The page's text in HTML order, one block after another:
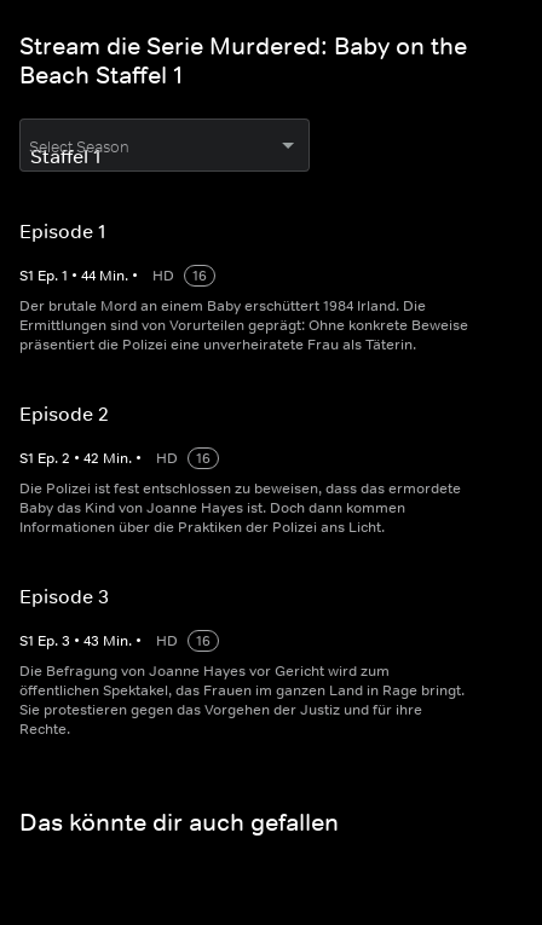
Stream die Serie Murdered: Baby on the
Beach Staffel 1
Select Season
Episode 1
S1 Ep.1 • 44 Min. • HD
16
Der brutale Mord an einem Baby erschüttert 1984 Irland. Die
Ermittlungen sind von Vorurteilen geprägt: Ohne konkrete Beweise
präsentiert die Polizei eine unverheiratete Frau als Täterin.
Episode 2
S1 Ep.2 • 42 Min. • HD
16
Die Polizei ist fest entschlossen zu beweisen, dass das ermordete
Baby das Kind von Joanne Hayes ist. Doch dann kommen
Informationen über die Praktiken der Polizei ans Licht.
Episode 3
S1 Ep.3 • 43 Min. • HD
16
Die Befragung von Joanne Hayes vor Gericht wird zum
öffentlichen Spektakel, das Frauen im ganzen Land in Rage bringt.
Sie protestieren gegen das Vorgehen der Justiz und für ihre
Rechte.
Das könnte dir auch gefallen